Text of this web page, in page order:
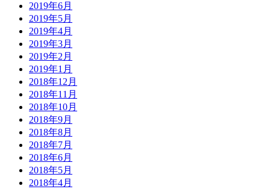
2019年6月
2019年5月
2019年4月
2019年3月
2019年2月
2019年1月
2018年12月
2018年11月
2018年10月
2018年9月
2018年8月
2018年7月
2018年6月
2018年5月
2018年4月